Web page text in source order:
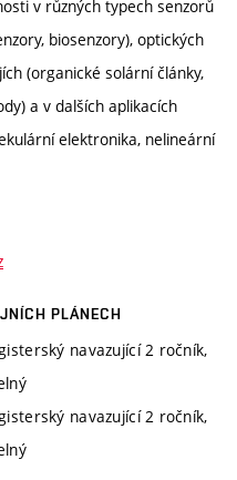
v různých typech senzorů
biosenzory), optických
(organické solární články,
a v dalších aplikacích
elektronika, nelineární
PLÁNECH
navazující 2 ročník,
navazující 2 ročník,